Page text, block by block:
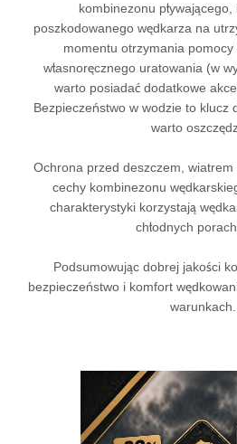
kombinezonu
poszkodowanego wędkarza na
momentu otrzymania pomocy
własnoręcznego uratowania (w
warto posiadać dodatkowe
Bezpieczeństwo w wodzie to klucz
warto
Ochrona przed deszczem, wiatrem
cechy kombinezonu
charakterystyki korzystają
chłodnych
Podsumowując dobrej jakości
bezpieczeństwo i komfort
warunkach.